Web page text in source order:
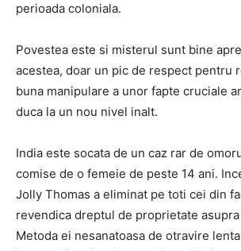
perioada coloniala.
Povestea este si misterul sunt bine
acestea, doar un pic de respect pentru
buna manipulare a unor fapte cruciale
duca la un nou nivel inalt.
India este socata de un caz rar de
comise de o femeie de peste 14 ani.
Jolly Thomas a eliminat pe toti cei din
revendica dreptul de proprietate
Metoda ei nesanatoasa de otravire